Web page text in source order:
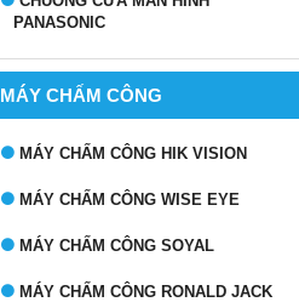
PANASONIC
MÁY CHẤM CÔNG
MÁY CHẤM CÔNG HIK VISION
MÁY CHẤM CÔNG WISE EYE
MÁY CHẤM CÔNG SOYAL
MÁY CHẤM CÔNG RONALD JACK